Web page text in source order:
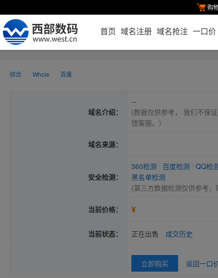
购
首页 域名注册 域名抢注 一口价
综合 Whois 百度
域名介绍：
--
(数据仅供参考， 我们不保
馈客服。）
域名来源：
安全检测：
360检测 百度检测
QQ检
黑名单检测
(第三方数据检测仅供参考
当前价格： ¥
当前状态： 正在出售 成交历史
立即购买 返回一口